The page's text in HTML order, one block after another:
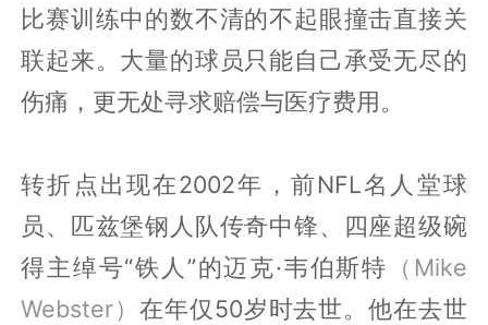
比赛训练中的数不清的不起眼撞击直接关
联起来。大量的球员只能自己承受无尽的
伤痛，更无处寻求赔偿与医疗费用。
转折点出现在2002年，前NFL名人堂球
员、匹兹堡钢人队传奇中锋、四座超级碗
得主绰号“铁人”的迈克·韦伯斯特 （Mike
Webster） 在年仅50岁时去世。他在去世